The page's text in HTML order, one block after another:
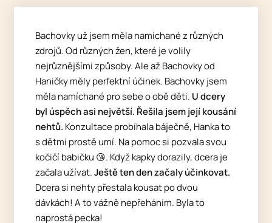
Bachovky už jsem měla namíchané z různých
zdrojů. Od různých žen, které je volily
nejrůznějšími způsoby. Ale až Bachovky od
Haničky měly perfektní účinek. Bachovky jsem
měla namíchané pro sebe o obě děti. U dcery
byl úspěch asi největší. Řešila jsem její kousání
nehtů. Konzultace probíhala báječně, Hanka to
s dětmi prostě umí. Na pomoc si pozvala svou
kočičí babičku 😘. Když kapky dorazily, dcera je
začala užívat.Ještě ten den začaly účinkovat.
Dcera si nehty přestala kousat po dvou
dávkách! A to vážně nepřeháním. Byla to
naprostá pecka!